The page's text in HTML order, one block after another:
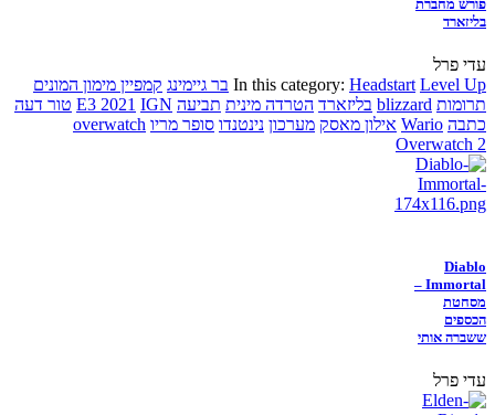
פורש מחברת
בליזארד
עדי פרל
In this category: Headstart Level Up בר גיימינג קמפיין מימון המונים
תרומות blizzard בליזארד הטרדה מינית תביעה E3 2021 IGN
טור דעה
כתבה Wario אילון מאסק מערכון נינטנדו סופר מריו overwatch
Overwatch 2
Diablo
Immortal –
מסחטת
הכספים
ששברה אותי
עדי פרל